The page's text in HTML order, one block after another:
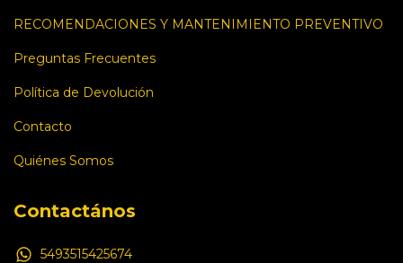
RECOMENDACIONES Y MANTENIMIENTO PREVENTIVO
Preguntas Frecuentes
Política de Devolución
Contacto
Quiénes Somos
Contactános
5493515425674